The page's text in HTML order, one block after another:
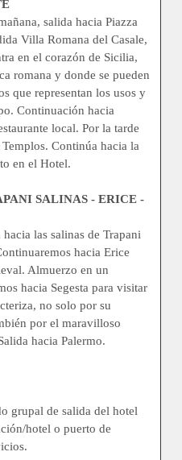
salida hacia Piazza
Villa Romana del Casale,
en el corazón de Sicilia,
romana y donde se pueden
que representan los usos y
Continuación hacia
local. Por la tarde
Continúa hacia la
en el Hotel.
SALINAS - ERICE -
las salinas de Trapani
hacia Erice
Almuerzo en un
hacia Segesta para visitar
no solo por su
por el maravilloso
hacia Palermo.
grupal de salida del hotel
hotel o puerto de